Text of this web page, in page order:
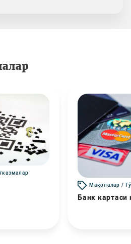
Мақолалар /
Банк картаси